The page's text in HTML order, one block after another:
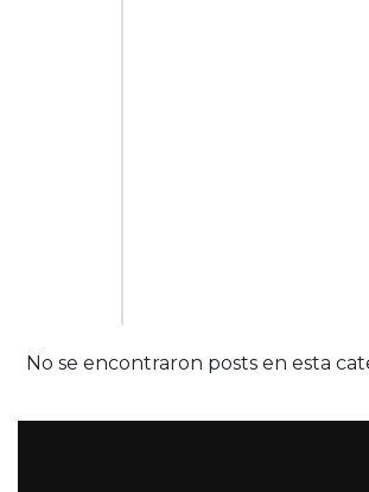
No se encontraron posts en esta